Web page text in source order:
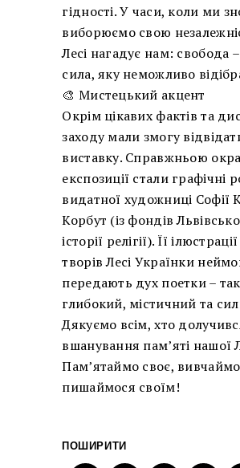
гідності. У часи, коли ми
виборюємо свою
Лесі нагадує нам: свобода
сила, яку неможливо
🎨 Мистецький акцент
Окрім цікавих фактів та
заходу мали змогу
виставку. Справжньою
експозиції стали графічні
видатної художниці Софії
Корбут (із фондів
історії релігії). Її
творів Лесі Українки
передають дух поетки –
глибокий, містичний та
Дякуємо всім, хто
вшанування пам’яті нашої
Пам’ятаймо своє,
пишаймося своїм!
ПОШИРИТИ